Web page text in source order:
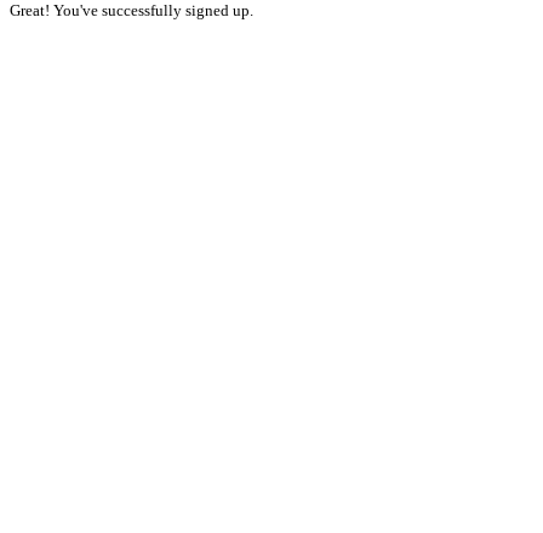
Great! You've successfully signed up.